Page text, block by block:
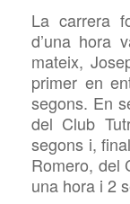
La carrera
d’una hora
mateix,
primer en
segons. En
del Club
segons i,
Romero, del
una hora i 2